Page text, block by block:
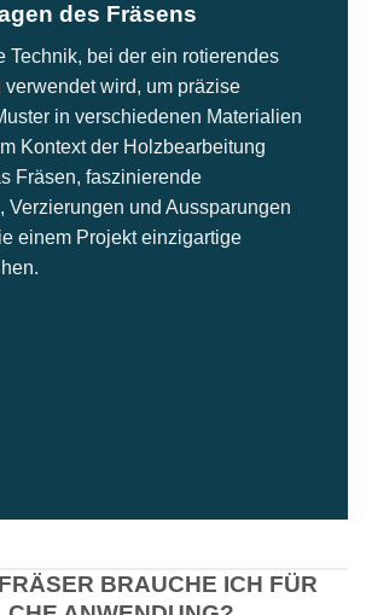
des Fräsens
Technik, bei der ein rotierendes
verwendet wird, um präzise
in verschiedenen Materialien
Kontext der Holzbearbeitung
Fräsen, faszinierende
Verzierungen und Aussparungen
einem Projekt einzigartige
BRAUCHE ICH FÜR